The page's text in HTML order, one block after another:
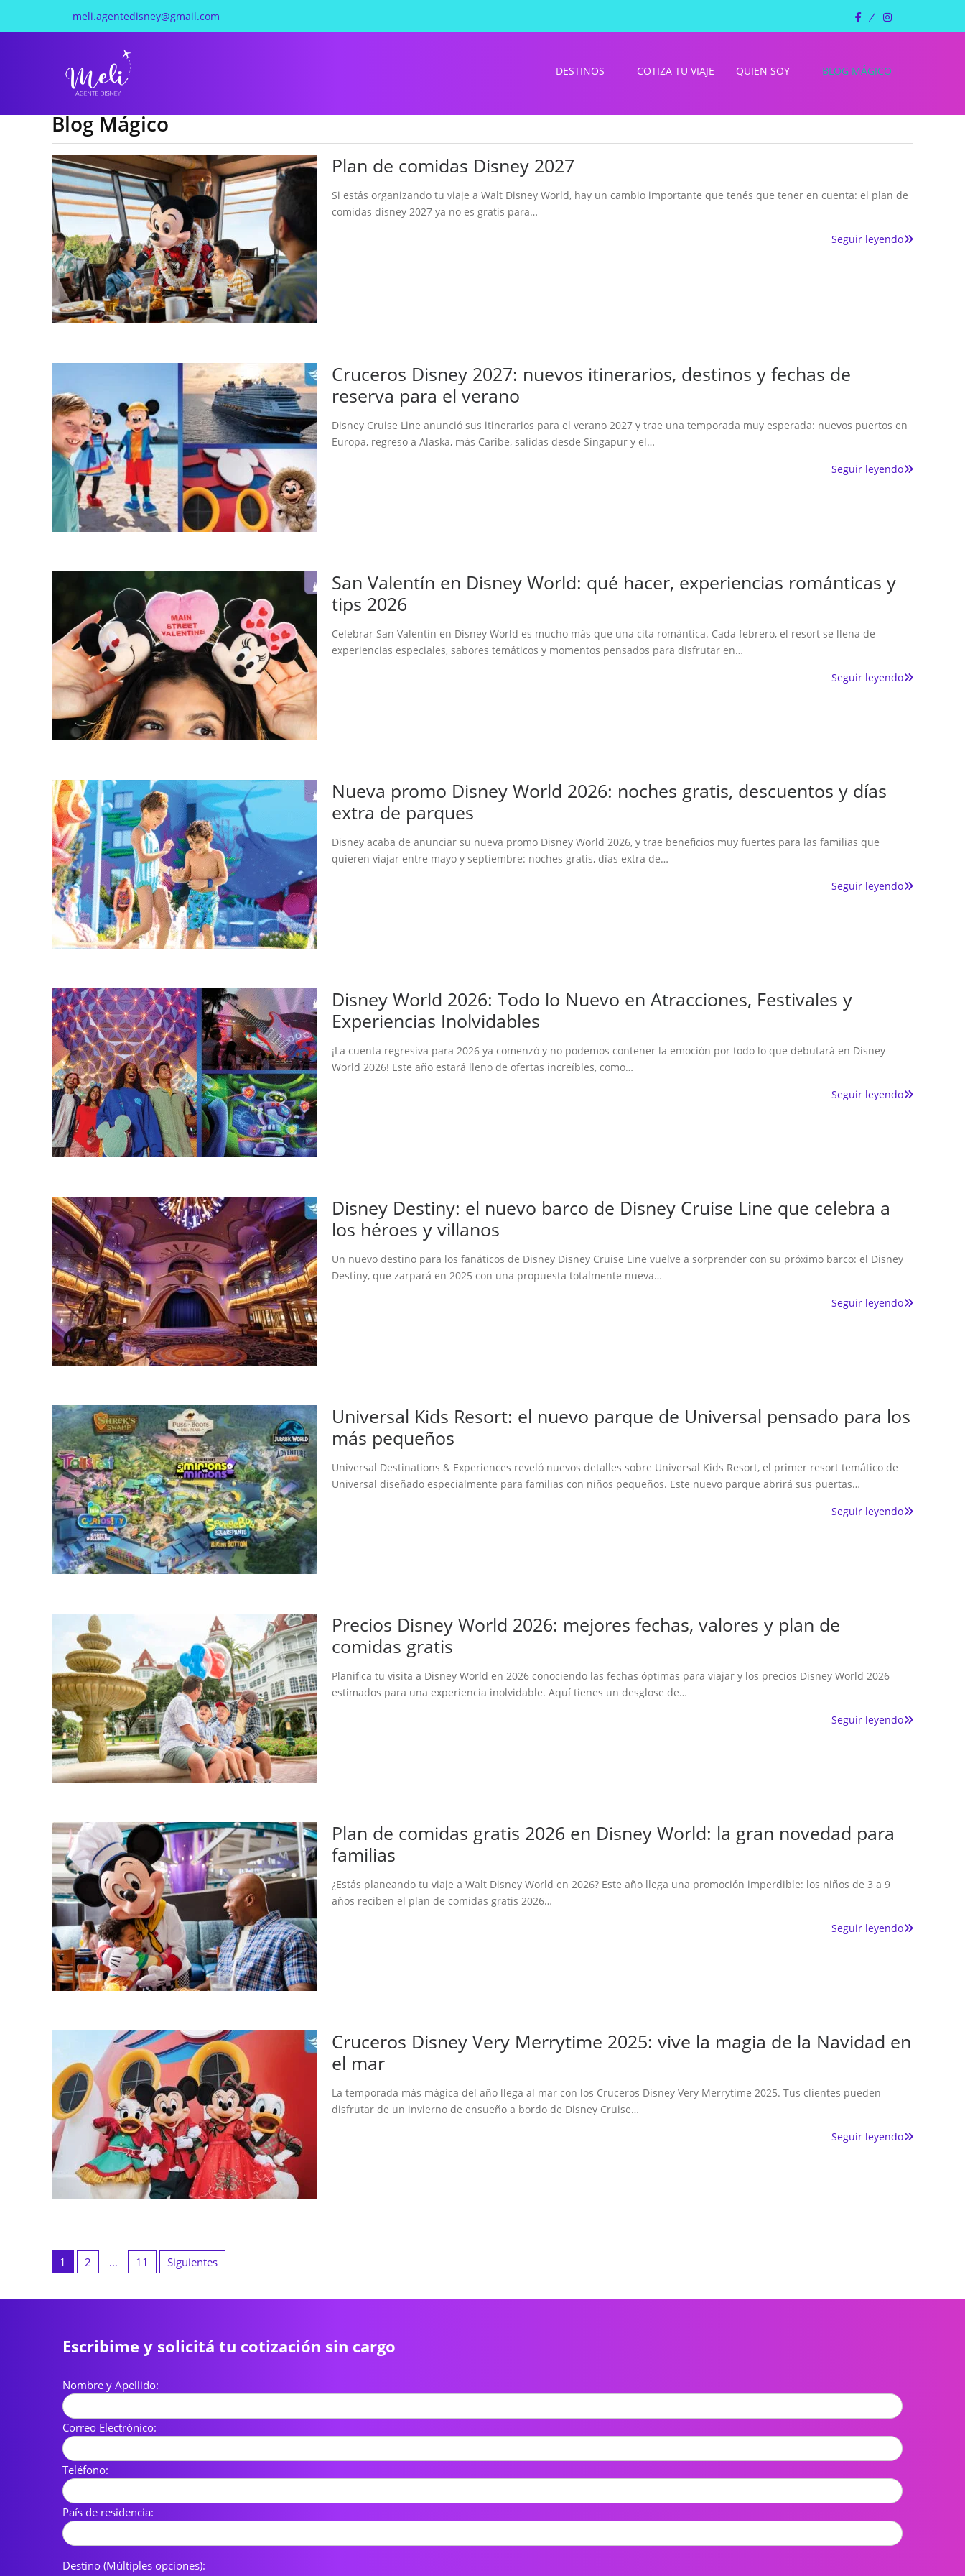
meli.agentedisney@gmail.com
facebookinstagram
DESTINOS COTIZA TU VIAJE QUIEN SOY BLOG MÁGICO
Blog Mágico
Plan de comidas Disney 2027
Si estás organizando tu viaje a Walt Disney World, hay un cambio importante que tenés que tener en cuenta: el plan de
comidas disney 2027 ya no es gratis para…
Seguir leyendo
Cruceros Disney 2027: nuevos itinerarios, destinos y fechas de
reserva para el verano
Disney Cruise Line anunció sus itinerarios para el verano 2027 y trae una temporada muy esperada: nuevos puertos en
Europa, regreso a Alaska, más Caribe, salidas desde Singapur y el…
Seguir leyendo
San Valentín en Disney World: qué hacer, experiencias románticas y
tips 2026
Celebrar San Valentín en Disney World es mucho más que una cita romántica. Cada febrero, el resort se llena de
experiencias especiales, sabores temáticos y momentos pensados para disfrutar en…
Seguir leyendo
Nueva promo Disney World 2026: noches gratis, descuentos y días
extra de parques
Disney acaba de anunciar su nueva promo Disney World 2026, y trae beneficios muy fuertes para las familias que
quieren viajar entre mayo y septiembre: noches gratis, días extra de…
Seguir leyendo
Disney World 2026: Todo lo Nuevo en Atracciones, Festivales y
Experiencias Inolvidables
¡La cuenta regresiva para 2026 ya comenzó y no podemos contener la emoción por todo lo que debutará en Disney
World 2026! Este año estará lleno de ofertas increíbles, como…
Seguir leyendo
Disney Destiny: el nuevo barco de Disney Cruise Line que celebra a
los héroes y villanos
Un nuevo destino para los fanáticos de Disney Disney Cruise Line vuelve a sorprender con su próximo barco: el Disney
Destiny, que zarpará en 2025 con una propuesta totalmente nueva…
Seguir leyendo
Universal Kids Resort: el nuevo parque de Universal pensado para los
más pequeños
Universal Destinations & Experiences reveló nuevos detalles sobre Universal Kids Resort, el primer resort temático de
Universal diseñado especialmente para familias con niños pequeños. Este nuevo parque abrirá sus puertas…
Seguir leyendo
Precios Disney World 2026: mejores fechas, valores y plan de
comidas gratis
Planifica tu visita a Disney World en 2026 conociendo las fechas óptimas para viajar y los precios Disney World 2026
estimados para una experiencia inolvidable. Aquí tienes un desglose de…
Seguir leyendo
Plan de comidas gratis 2026 en Disney World: la gran novedad para
familias
¿Estás planeando tu viaje a Walt Disney World en 2026? Este año llega una promoción imperdible: los niños de 3 a 9
años reciben el plan de comidas gratis 2026…
Seguir leyendo
Cruceros Disney Very Merrytime 2025: vive la magia de la Navidad en
el mar
La temporada más mágica del año llega al mar con los Cruceros Disney Very Merrytime 2025. Tus clientes pueden
disfrutar de un invierno de ensueño a bordo de Disney Cruise…
Seguir leyendo
Paginación
de
entradas
1 2 … 11 Siguientes
Escribime y solicitá tu cotización sin cargo
Nombre y Apellido:
Correo Electrónico:
Teléfono:
País de residencia:
Destino (Múltiples opciones):